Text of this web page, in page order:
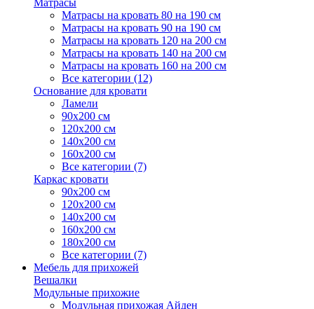
Матрасы
Матрасы на кровать 80 на 190 см
Матрасы на кровать 90 на 190 см
Матрасы на кровать 120 на 200 см
Матрасы на кровать 140 на 200 см
Матрасы на кровать 160 на 200 см
Все категории (12)
Основание для кровати
Ламели
90х200 см
120х200 см
140х200 см
160х200 см
Все категории (7)
Каркас кровати
90х200 см
120х200 см
140х200 см
160х200 см
180х200 см
Все категории (7)
Мебель для прихожей
Вешалки
Модульные прихожие
Модульная прихожая Айден